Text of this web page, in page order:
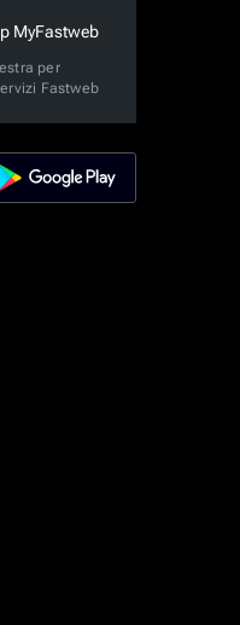
MyFastweb
per
Fastweb